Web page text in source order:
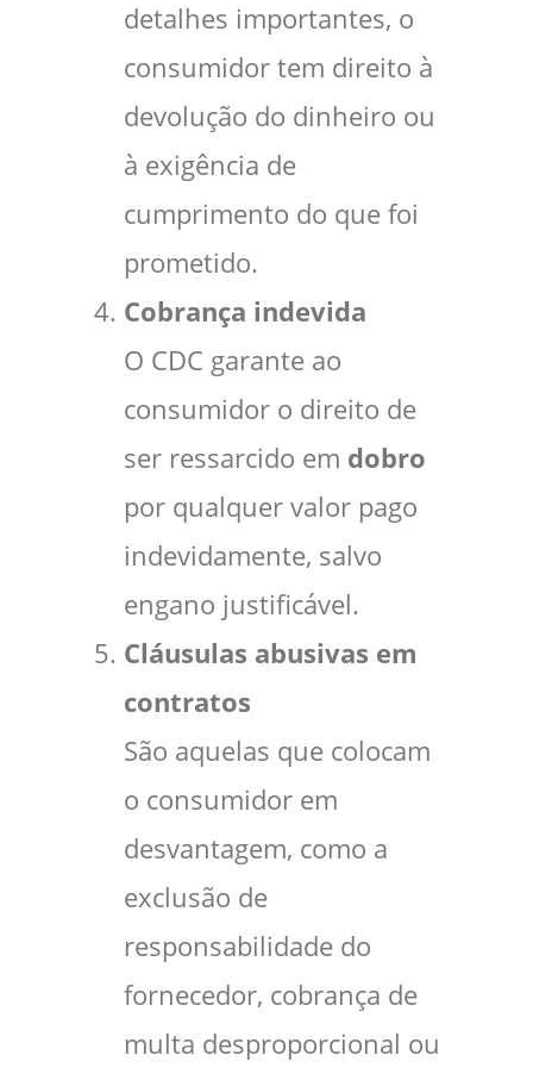
detalhes importantes, o
consumidor tem direito à
devolução do dinheiro ou
à exigência de
cumprimento do que foi
prometido.
Cobrança indevida
O CDC garante ao
consumidor o direito de
ser ressarcido em dobro
por qualquer valor pago
indevidamente, salvo
engano justificável.
Cláusulas abusivas em
contratos
São aquelas que colocam
o consumidor em
desvantagem, como a
exclusão de
responsabilidade do
fornecedor, cobrança de
multa desproporcional ou